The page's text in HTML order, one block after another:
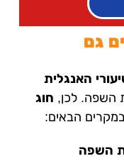
גם
האנגלית
השפה. לכן, חוג
הבאים:
השפה